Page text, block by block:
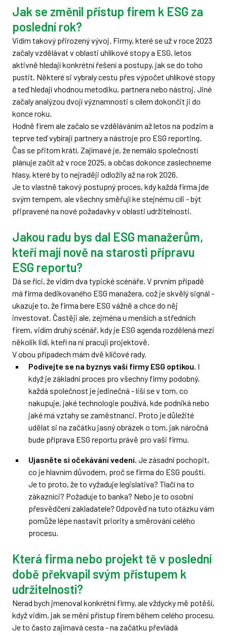
Jak se změnil přístup firem k ESG za
poslední rok?
Vidím takový přirozený vývoj. Firmy, které se už v roce 2023
začaly vzdělávat v oblasti uhlíkové stopy a ESG, letos
aktivně hledají konkrétní řešení a postupy, jak se do toho
pustit. Některé si vybraly cestu přes výpočet uhlíkové stopy
a teď hledají vhodnou metodiku, partnera nebo nástroj. Jiné
začaly analýzou dvojí významnosti s cílem dokončit ji do
konce roku.
Hodně firem ale začalo se vzděláváním až letos na podzim a
teprve teď vybírají partnery a nástroje pro ESG reporting.
Čas se přitom krátí. Zajímavé je, že nemálo společností
plánuje začít až v roce 2025, a občas dokonce zaslechneme
hlasy, které by to nejraději odložily až na rok 2026.
Je to vlastně takový postupný proces, kdy každá firma jde
svým tempem, ale všechny směřují ke stejnému cíli - být
připravené na nové požadavky v oblasti udržitelnosti.
Jakou radu bys dal ESG manažerům,
kteří mají nově na starosti přípravu
ESG reportu?
Dá se říci, že vidím dva typické scénáře. V prvním případě
má firma dedikovaného ESG manažera, což je skvělý signál -
ukazuje to, že firma bere ESG vážně a chce do něj
investovat. Častěji ale, zejména u menších a středních
firem, vidím druhý scénář, kdy je ESG agenda rozdělená mezi
několik lidí, kteří na ní pracují projektově.
V obou případech mám dvě klíčové rady.
Podívejte se na byznys vaší firmy ESG optikou. I
když je základní proces pro všechny firmy podobný,
každá společnost je jedinečná - liší se v tom, co
nakupuje, jaké technologie používá, kde podniká nebo
jaké má vztahy se zaměstnanci. Proto je důležité
udělat si na začátku jasný obrázek o tom, jak náročná
bude příprava ESG reportu právě pro vaši firmu.
Ujasněte si očekávání vedení. Je zásadní pochopit,
co je hlavním důvodem, proč se firma do ESG pouští.
Je to proto, že to vyžaduje legislativa? Tlačí na to
zákazníci? Požaduje to banka? Nebo je to osobní
přesvědčení zakladatele? Odpověď na tuto otázku vám
pomůže lépe nastavit priority a směrování celého
procesu.
Která firma nebo projekt tě v poslední
době překvapil svým přístupem k
udržitelnosti?
Nerad bych jmenoval konkrétní firmy, ale vždycky mě potěší,
když vidím, jak se mění přístup firem během celého procesu.
Je to často zajímavá cesta - na začátku převládá